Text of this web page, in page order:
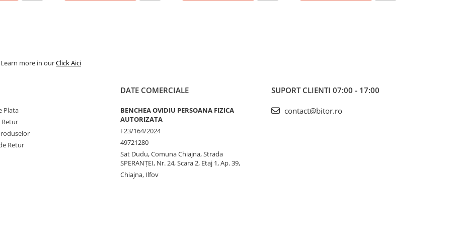
more in ourClick Aici
Plata
Retur
Retur
DATE COMERCIALE
BENCHEA OVIDIU PERSOANA FIZICA
AUTORIZATA
F23/164/2024
49721280
Sat Dudu, Comuna Chiajna, Strada
SPERANŢEI, Nr. 24, Scara 2, Etaj 1, Ap. 39,
Chiajna, Ilfov
SUPORT CLIENTI 07:00 - 17:00
contact@bitor.ro